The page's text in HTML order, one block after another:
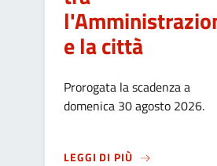
e la città
Prorogata la scadenza a
domenica 30 agosto 2026.
LEGGI DI PIÙSUNUOVO